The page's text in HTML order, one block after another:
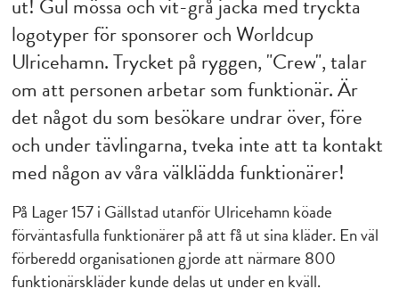
ut! Gul mössa och vit-grå jacka med tryckta
logotyper för sponsorer och Worldcup
Ulricehamn. Trycket på ryggen, "Crew", talar
om att personen arbetar som funktionär. Är
det något du som besökare undrar över, före
och under tävlingarna, tveka inte att ta kontakt
med någon av våra välklädda funktionärer!
På Lager 157 i Gällstad utanför Ulricehamn köade
förväntasfulla funktionärer på att få ut sina kläder. En väl
förberedd organisationen gjorde att närmare 800
funktionärskläder kunde delas ut under en kväll.